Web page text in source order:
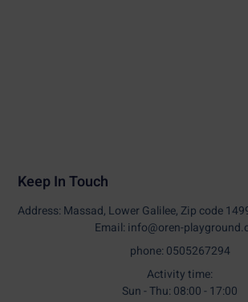
Keep In Touch
Address: Massad, Lower Galilee, Zip code
Email: info@oren-
phone: 0505267294
Activity time:
Sun - Thu: 08:00 - 17:00